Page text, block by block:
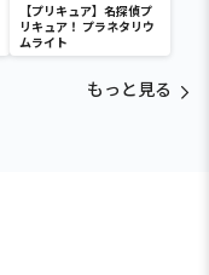
【プリキュア】名探偵プ
リキュア！ プラネタリウ
ムライト
もっと見る